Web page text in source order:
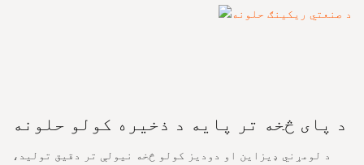
د پای څخه تر پایه د ذخیره کولو حلونه
د لومړني ډیزاین او دودیز کولو څخه نیولې تر دقیق تولید،